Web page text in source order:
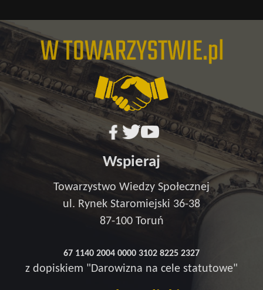
Wspieraj
Towarzystwo Wiedzy Społecznej
ul. Rynek Staromiejski 36-38
87-100 Toruń
67 1140 2004 0000 3102 8225 2327
z dopiskiem "Darowizna na cele statutowe"